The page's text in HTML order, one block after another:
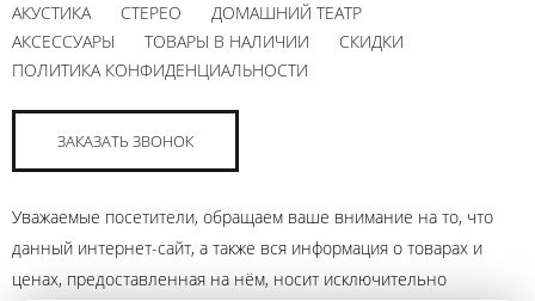
АКУСТИКА СТЕРЕО
ДОМАШНИЙ ТЕАТР
АКСЕССУАРЫ
ТОВАРЫ В НАЛИЧИИ
СКИДКИ
ПОЛИТИКА КОНФИДЕНЦИАЛЬНОСТИ
ЗАКАЗАТЬ ЗВОНОК
Уважаемые посетители, обращаем ваше внимание на то, что
данный интернет-сайт, а также вся информация о товарах и
ценах, предоставленная на нём, носит исключительно